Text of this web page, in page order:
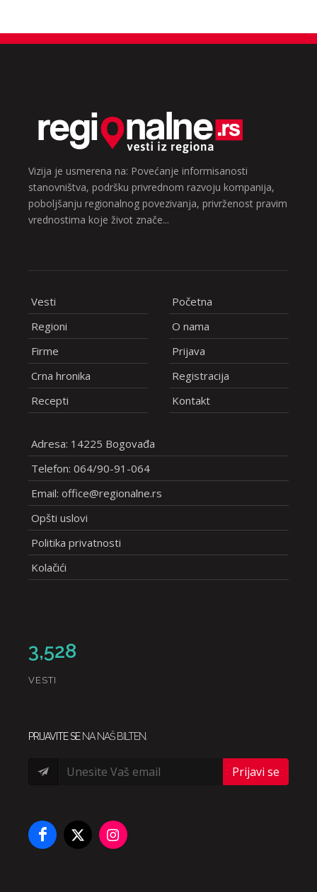
Vizija je usmerena na: Povećanje informisanosti
stanovništva, podršku privrednom razvoju kompanija,
poboljšanju regionalnog povezivanja, privrženost pravim
vrednostima koje život znače...
Vesti
Regioni
Firme
Crna hronika
Recepti
Početna
O nama
Prijava
Registracija
Kontakt
Adresa: 14225 Bogovađa
Telefon: 064/90-91-064
Email: office@regionalne.rs
Opšti uslovi
Politika privatnosti
Kolačići
3,528
VESTI
PRIJAVITE SENA NAŠ BILTEN.
Prijavi se